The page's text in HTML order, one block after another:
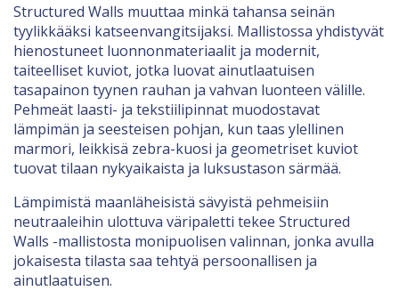
Structured Walls muuttaa minkä tahansa seinän
tyylikkääksi katseenvangitsijaksi. Mallistossa yhdistyvät
hienostuneet luonnonmateriaalit ja modernit,
taiteelliset kuviot, jotka luovat ainutlaatuisen
tasapainon tyynen rauhan ja vahvan luonteen välille.
Pehmeät laasti- ja tekstiilipinnat muodostavat
lämpimän ja seesteisen pohjan, kun taas ylellinen
marmori, leikkisä zebra-kuosi ja geometriset kuviot
tuovat tilaan nykyaikaista ja luksustason särmää.
Lämpimistä maanläheisistä sävyistä pehmeisiin
neutraaleihin ulottuva väripaletti tekee Structured
Walls -mallistosta monipuolisen valinnan, jonka avulla
jokaisesta tilasta saa tehtyä persoonallisen ja
ainutlaatuisen.